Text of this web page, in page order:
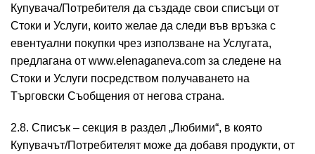
Купувача/Потребителя да създаде свои списъци от
Стоки и Услуги, които желае да следи във връзка с
евентуални покупки чрез използване на Услугата,
предлагана от www.elenaganeva.com за следене на
Стоки и Услуги посредством получаването на
Търговски Съобщения от негова страна.
2.8. Списък – секция в раздел „Любими“, в която
Купувачът/Потребителят може да добавя продукти, от